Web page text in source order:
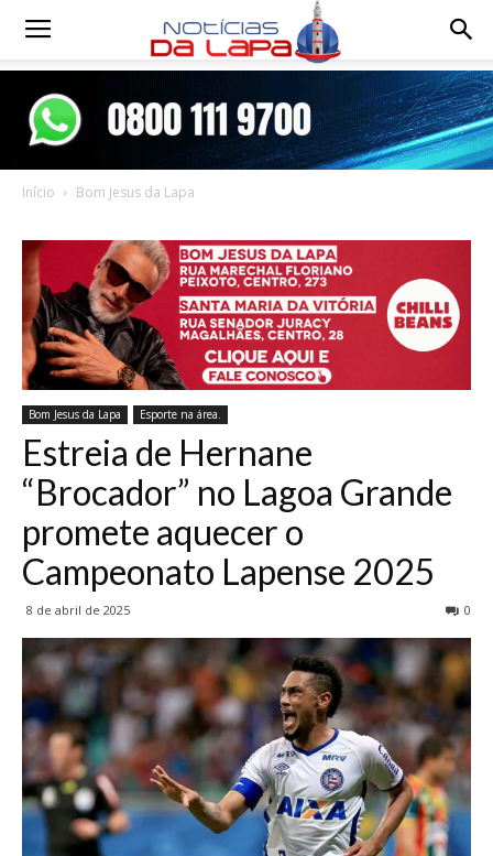
Notícias
Início Bom Jesus da Lapa
Bom Jesus da Lapa Esporte na área.
Estreia de Hernane
“Brocador” no Lagoa Grande
promete aquecer o
Campeonato Lapense 2025
8 de abril de 2025 0